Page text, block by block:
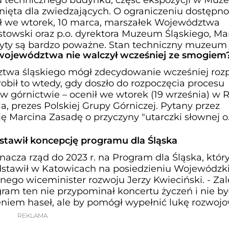
dla zwiedzających. O ograniczeniu
wtorek, 10 marca, marszałek Województwa
oraz p.o. dyrektora Muzeum Śląskiego,
są bardzo poważne. Stan techniczny muzeum
nie walczył wcześniej ze
śląskiego mógł zdecydowanie wcześniej
to wtedy, gdy doszło do rozpoczęcia procesu
górnictwie – ocenił we wtorek (19 września) w
prezes Polskiej Grupy Górniczej. Pytany przez
Marcina Zasadę o przyczyny "utarczki słownej o
koncepcję programu dla Śląska
rząd do 2023 r. na Program dla Śląska,
w Katowicach na posiedzieniu
wiceminister rozwoju Jerzy Kwieciński. -
ten nie przypominał koncertu życzeń i nie
haseł, ale by pomógł wypełnić lukę
REKLAMA